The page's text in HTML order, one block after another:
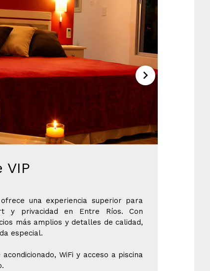
VIP
una experiencia superior para
y privacidad en Entre Ríos. Con
más amplios y detalles de calidad,
especial.
WiFi y acceso a piscina